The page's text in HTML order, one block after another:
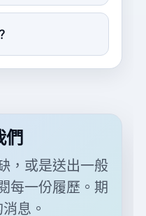
們
，或是送出一般
每一份履歷。期
息。